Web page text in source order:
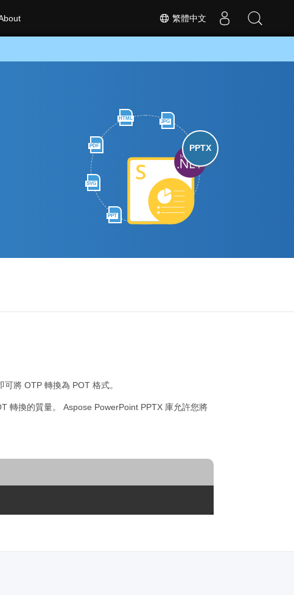
繁體中文
HTML
JPG
PDF
SVG
PPT
PPTX
將 OTP 轉換為 POT 格式。
轉換的質量。 Aspose PowerPoint PPTX 庫允許您將